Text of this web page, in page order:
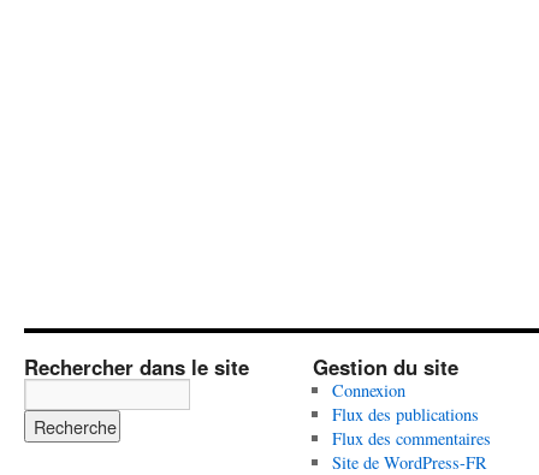
Rechercher dans le site Gestion du site
Connexion
Flux des publications
Flux des commentaires
Site de WordPress-FR